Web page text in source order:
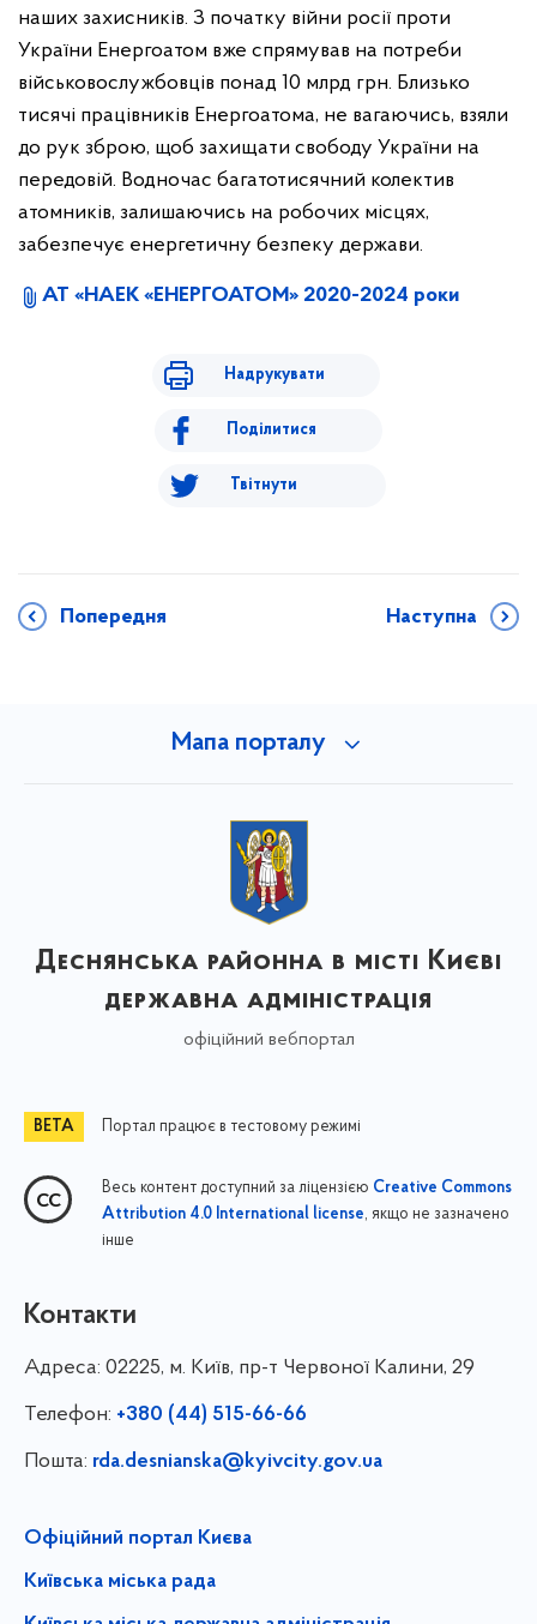
наших захисників. З початку війни росії проти
України Енергоатом вже спрямував на потреби
військовослужбовців понад 10 млрд грн. Близько
тисячі працівників Енергоатома, не вагаючись, взяли
до рук зброю, щоб захищати свободу України на
передовій. Водночас багатотисячний колектив
атомників, залишаючись на робочих місцях,
забезпечує енергетичну безпеку держави.
АТ «НАЕК «ЕНЕРГОАТОМ» 2020-2024 роки
Надрукувати
Поділитися
Твітнути
Попередня Наступна
Мапа порталу
Деснянська районна в місті Києві
державна адміністрація
офіційний вебпортал
Портал працює в тестовому режимі
Весь контент доступний за ліцензією Creative Commons
Attribution 4.0 International license, якщо не зазначено
інше
Контакти
Адреса: 02225, м. Київ, пр-т Червоної Калини, 29
Телефон: +380 (44) 515-66-66
Пошта: rda.desnianska@kyivcity.gov.ua
Офіційний портал Києва
Київська міська рада